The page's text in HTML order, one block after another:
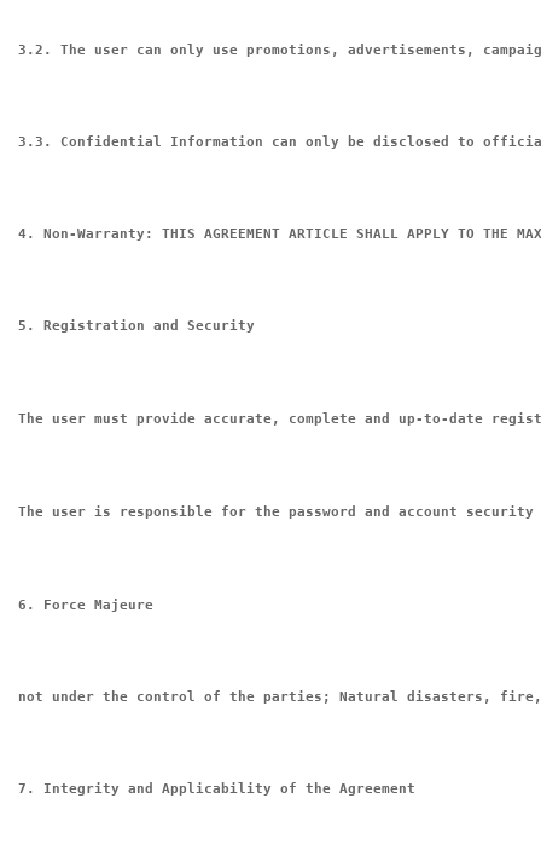
3.2. The user can only use promotions, advertisements,
3.3. Confidential Information can only be disclosed to
4. Non-Warranty: THIS AGREEMENT ARTICLE SHALL APPLY TO THE
5. Registration and Security
The user must provide accurate, complete and up-to-date
The user is responsible for the password and account
6. Force Majeure
not under the control of the parties; Natural disasters,
7. Integrity and Applicability of the Agreement